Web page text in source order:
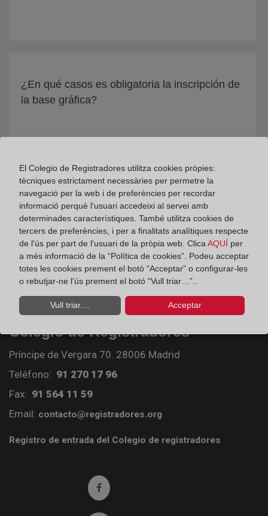
¿En qué casos es obligatoria la inscripción de
la base gráfica?
Colegio de Registradores
Príncipe de Vergara 70. 28006 Madrid
Teléfono: 91 270 17 96
Fax: 91 564 11 59
Email: contacto@registradores.org
Registro de entrada del Colegio de registradores
Ir a facebook (abre en ventana nueva)
El Colegio de Registradores utilitza cookies pròpies:
tècniques estrictament necessàries per permetre la
navegació per la web i de preferències per recordar
informació perquè l'usuari accedeixi al servei amb
determinades característiques. També utilitza cookies de
tercers de preferències, i per a finalitats analítiques respecte
de l'ús per part de l'usuari de la pròpia web. Clica AQUÍ per
a més informació de la “Política de cookies”. Podeu acceptar
totes les cookies prement el botó “Acceptar” o configurar-les
o rebutjar-ne l'ús prement el botó “Vull triar…”..
Vull triar.... Acceptar